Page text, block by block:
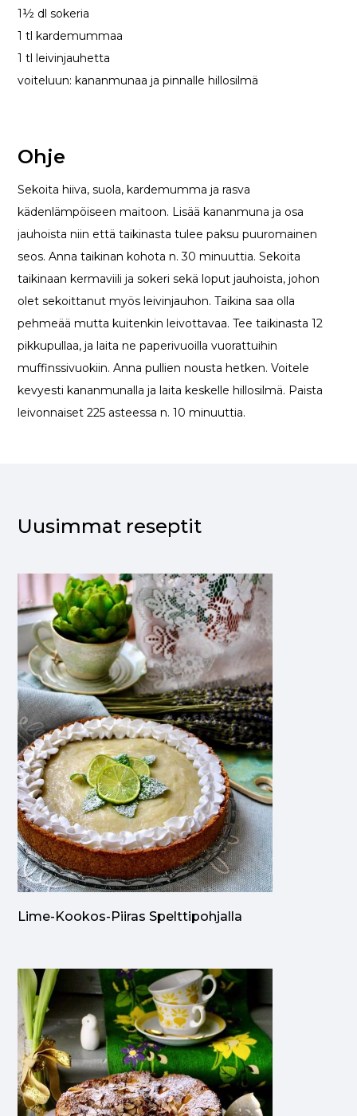
1½ dl sokeria
1 tl kardemummaa
1 tl leivinjauhetta
voiteluun: kananmunaa ja pinnalle hillosilmä
Ohje
Sekoita hiiva, suola, kardemumma ja rasva
kädenlämpöiseen maitoon. Lisää kananmuna ja osa
jauhoista niin että taikinasta tulee paksu puuromainen
seos. Anna taikinan kohota n. 30 minuuttia. Sekoita
taikinaan kermaviili ja sokeri sekä loput jauhoista, johon
olet sekoittanut myös leivinjauhon. Taikina saa olla
pehmeää mutta kuitenkin leivottavaa. Tee taikinasta 12
pikkupullaa, ja laita ne paperivuoilla vuorattuihin
muffinssivuokiin. Anna pullien nousta hetken. Voitele
kevyesti kananmunalla ja laita keskelle hillosilmä. Paista
leivonnaiset 225 asteessa n. 10 minuuttia.
Uusimmat reseptit
Lime-Kookos-Piiras Spelttipohjalla